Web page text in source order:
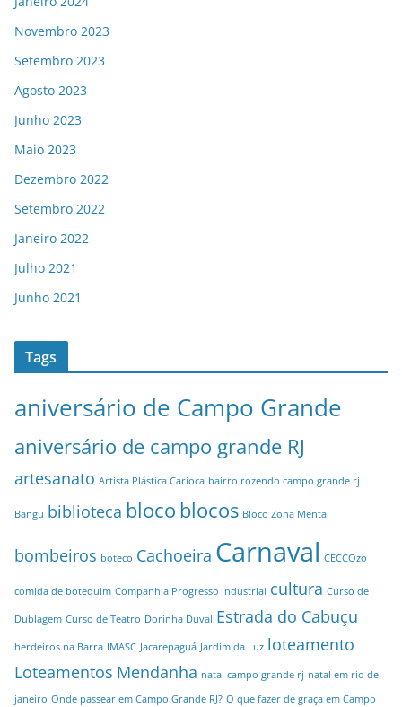
Novembro 2023
Setembro 2023
Agosto 2023
Junho 2023
Maio 2023
Dezembro 2022
Setembro 2022
Janeiro 2022
Julho 2021
Junho 2021
Tags
aniversário de Campo Grande
aniversário de campo grande RJ
artesanato Artista Plástica Carioca bairro rozendo campo grande rj
Bangu biblioteca blocoblocos Bloco Zona Mental
bombeiros boteco Cachoeira Carnaval CECCOzo
comida de botequim Companhia Progresso Industrial cultura Curso de
Dublagem Curso de Teatro Dorinha Duval Estrada do Cabuçu
herdeiros na Barra IMASC Jacarepaguá Jardim da Luz loteamento
Loteamentos Mendanha natal campo grande rj natal em rio de
janeiro Onde passear em Campo Grande RJ? O que fazer de graça em Campo